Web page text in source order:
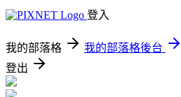
登入
我的部落格 我的部落格後台
登出